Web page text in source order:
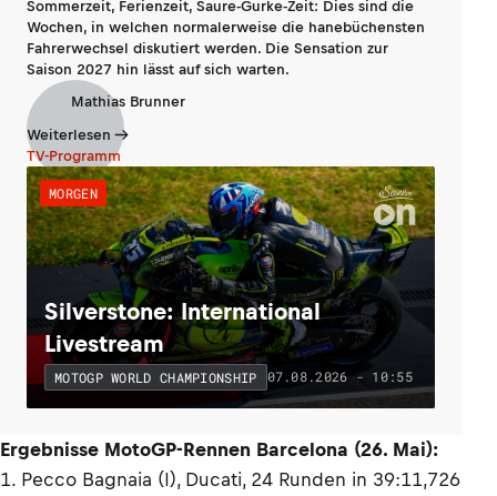
Sommerzeit, Ferienzeit, Saure-Gurke-Zeit: Dies sind die
Wochen, in welchen normalerweise die hanebüchensten
Fahrerwechsel diskutiert werden. Die Sensation zur
Saison 2027 hin lässt auf sich warten.
Mathias Brunner
Weiterlesen
TV-Programm
MORGEN
Silverstone: International
Livestream
MOTOGP WORLD CHAMPIONSHIP 07.08.2026 - 10:55
Ergebnisse MotoGP-Rennen Barcelona (26. Mai):
1. Pecco Bagnaia (I), Ducati, 24 Runden in 39:11,726